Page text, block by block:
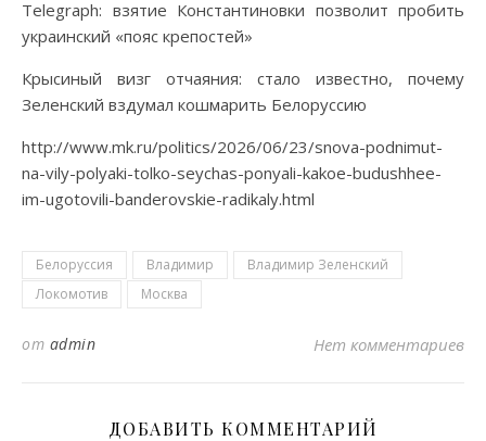
Telegraph: взятие Константиновки позволит пробить
украинский «пояс крепостей»
Крысиный визг отчаяния: стало известно, почему
Зеленский вздумал кошмарить Белоруссию
http://www.mk.ru/politics/2026/06/23/snova-podnimut-
na-vily-polyaki-tolko-seychas-ponyali-kakoe-budushhee-
im-ugotovili-banderovskie-radikaly.html
Белоруссия Владимир
Владимир Зеленский
Локомотив
Москва
от admin Нет комментариев
ДОБАВИТЬ КОММЕНТАРИЙ